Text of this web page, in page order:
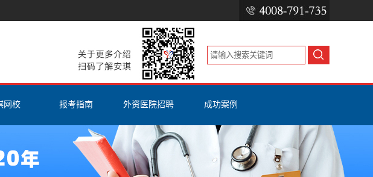
网校
线试听
报考指南
ISPN（CGN）报考
美国RN报考
外资医院招聘
外资医院招聘
国外医院招聘
成功案例
RN证书
ISPN（CGN）证书